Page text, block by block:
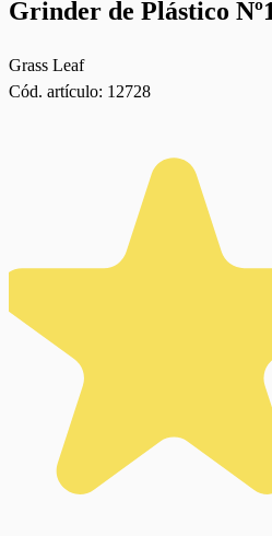
Grinder de Plástico
Grass Leaf
Cód. artículo: 12728